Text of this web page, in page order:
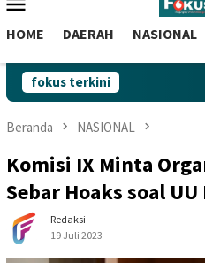
to
contentMobile
HOME DAERAH NASIONAL
fokus terkini
Beranda NASIONAL
Komisi IX Minta
Sebar Hoaks soal
Redaksi
19 Juli 2023